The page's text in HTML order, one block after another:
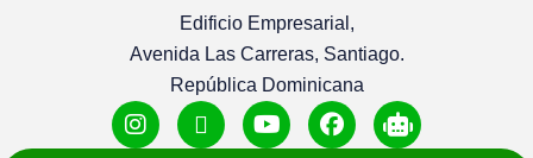
Edificio Empresarial,
Avenida Las Carreras, Santiago.
República Dominicana